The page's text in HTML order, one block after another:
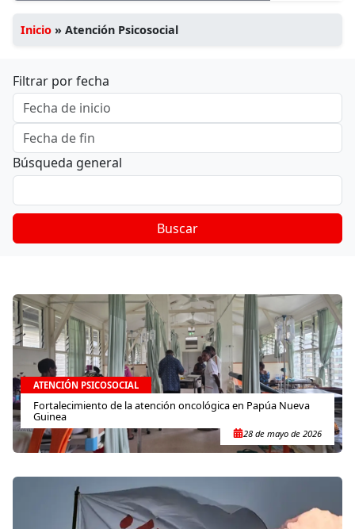
Inicio » Atención Psicosocial
Filtrar por fecha
Búsqueda general
Buscar
ATENCIÓN PSICOSOCIAL
Fortalecimiento de la atención oncológica en Papúa Nueva
Guinea
28 de mayo de 2026